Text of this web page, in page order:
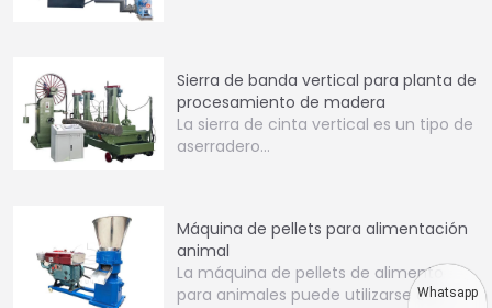
Sierra de banda vertical para planta de
procesamiento de madera
La sierra de cinta vertical es un tipo de
aserradero…
Máquina de pellets para alimentación
animal
La máquina de pellets de alimento
para animales puede utilizarse en…Whatsapp